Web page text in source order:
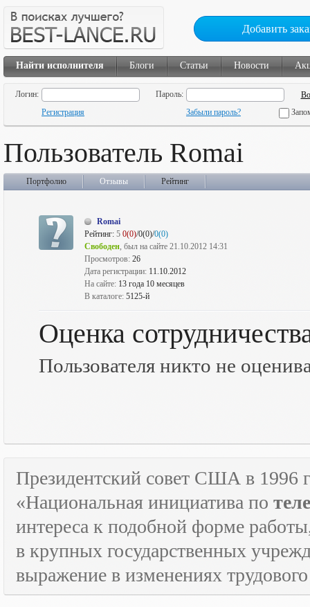
Добавить
Найти исполнителя Блоги Статьи Новости
Логин:
Пароль:
Регистрация
Забыли пароль?
Пользователь Romai
Портфолио Отзывы Рейтинг
Romai
Рейтинг: 5 0(0)/0(0)/0(0)
Свободен, был на сайте 21.10.2012 14:31
Просмотров: 26
Дата регистрации: 11.10.2012
На сайте: 13 года 10 месяцев
В каталоге: 5125-й
Оценка
Пользователя никто не
Президентский совет США в 1996
«Национальная инициатива по
интереса к подобной форме
в крупных государственных
выражение в изменениях трудового